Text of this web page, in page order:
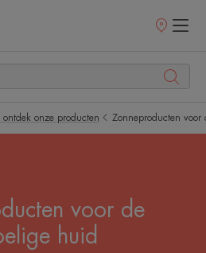
onze producten Zonneproducten
voor de
huid